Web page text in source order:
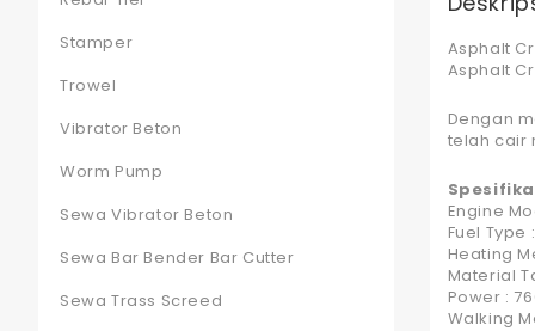
Asphalt
Asphalt
Dengan
telah cair
Engine
Fuel Type
Heating
Material
Power :
Walking
Stamper
Trowel
Vibrator Beton
Worm Pump
Sewa Vibrator Beton
Sewa Bar Bender Bar Cutter
Sewa Trass Screed